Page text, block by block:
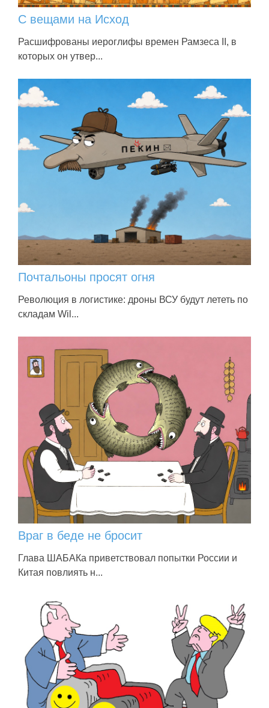
С вещами на Исход
Расшифрованы иероглифы времен Рамзеса II, в
которых он утвер...
Почтальоны просят огня
Революция в логистике: дроны ВСУ будут лететь по
складам Wil...
Враг в беде не бросит
Глава ШАБАКа приветствовал попытки России и
Китая повлиять н...